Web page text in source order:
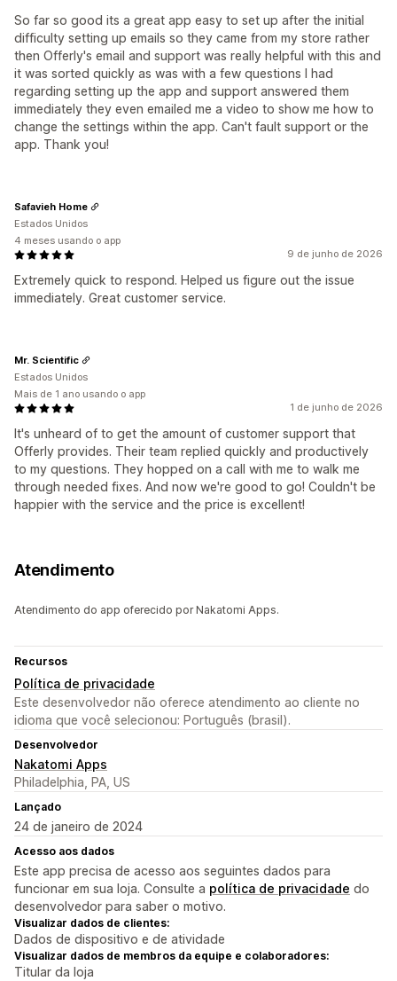
So far so good its a great app easy to set up after the initial
difficulty setting up emails so they came from my store rather
then Offerly's email and support was really helpful with this and
it was sorted quickly as was with a few questions I had
regarding setting up the app and support answered them
immediately they even emailed me a video to show me how to
change the settings within the app. Can't fault support or the
app. Thank you!
9 de junho de 2026
Extremely quick to respond. Helped us figure out the issue
immediately. Great customer service.
Safavieh Home
Estados Unidos
4 meses usando o app
1 de junho de 2026
It's unheard of to get the amount of customer support that
Offerly provides. Their team replied quickly and productively
to my questions. They hopped on a call with me to walk me
through needed fixes. And now we're good to go! Couldn't be
happier with the service and the price is excellent!
Mr. Scientific
Estados Unidos
Mais de 1 ano usando o app
Atendimento
Atendimento do app oferecido por Nakatomi Apps.
Recursos
Política de privacidade
Este desenvolvedor não oferece atendimento ao cliente no
idioma que você selecionou: Português (brasil).
Desenvolvedor
Nakatomi Apps
Philadelphia, PA, US
Lançado
24 de janeiro de 2024
Acesso aos dados
Este app precisa de acesso aos seguintes dados para
funcionar em sua loja. Consulte a política de privacidade do
desenvolvedor para saber o motivo.
Visualizar dados de clientes:
Dados de dispositivo e de atividade
Visualizar dados de membros da equipe e colaboradores:
Titular da loja